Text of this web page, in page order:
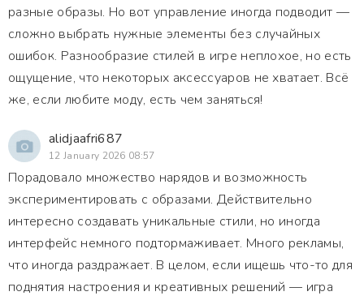
разные образы. Но вот управление иногда подводит —
сложно выбрать нужные элементы без случайных
ошибок. Разнообразие стилей в игре неплохое, но есть
ощущение, что некоторых аксессуаров не хватает. Всё
же, если любите моду, есть чем заняться!
alidjaafri687
12 January 2026 08:57
Порадовало множество нарядов и возможность
экспериментировать с образами. Действительно
интересно создавать уникальные стили, но иногда
интерфейс немного подтормаживает. Много рекламы,
что иногда раздражает. В целом, если ищешь что-то для
поднятия настроения и креативных решений — игра